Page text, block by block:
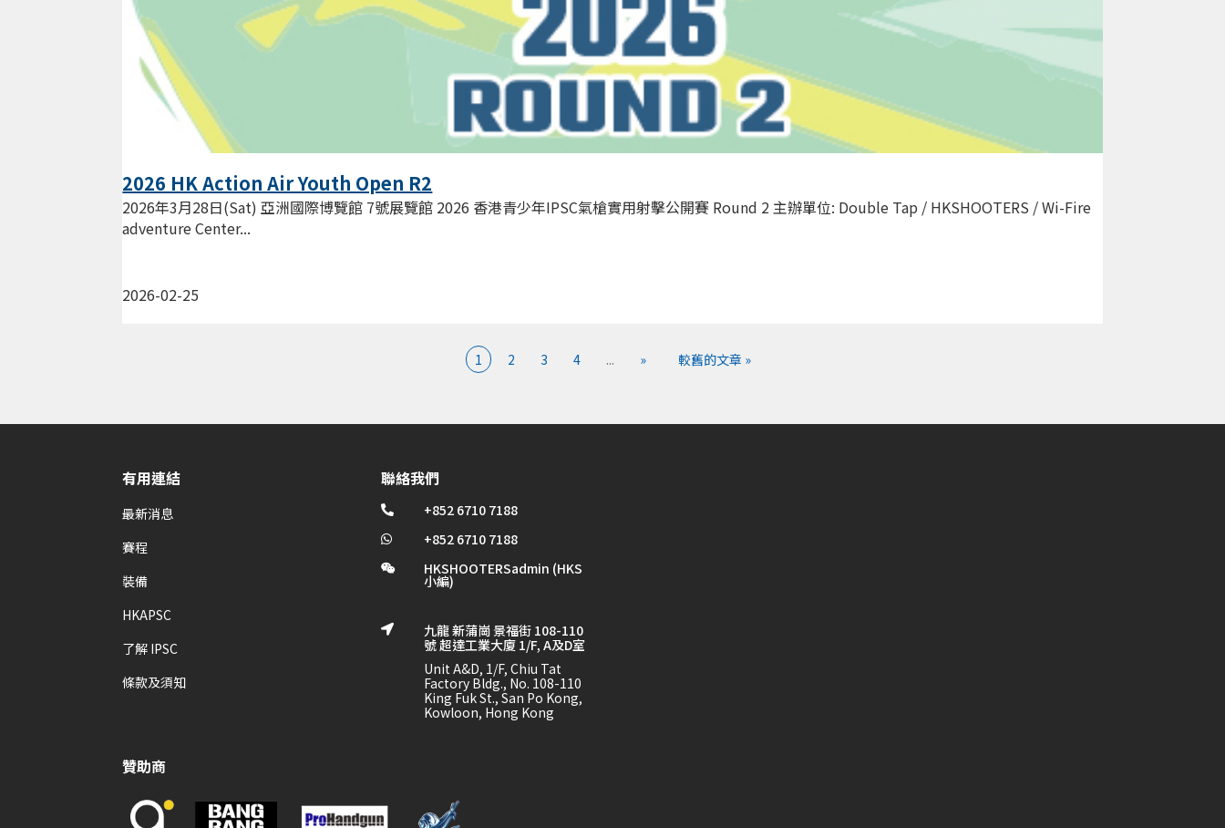
2026 HK Action Air Youth Open R2
2026-02-25
2026年3月28日(Sat) 亞洲國際博覽館 7號展覽館 2026 香港青少年IPSC氣槍實用射擊公開賽 Round 2 主辦單位: Double Tap / HKSHOOTERS / Wi-Fire
adventure Center...
1 2 3 4 ... » 較舊的文章 »
有用連結
最新消息
賽程
裝備
HKAPSC
了解 IPSC
條款及須知
聯絡我們
 +852 6710 7188
 +852 6710 7188
 HKSHOOTERSadmin (HKS
小編)

九龍 新蒲崗 景福街 108-110
號 超達工業大廈 1/F, A及D室
Unit A&D, 1/F, Chiu Tat
Factory Bldg., No. 108-110
King Fuk St., San Po Kong,
Kowloon, Hong Kong
贊助商